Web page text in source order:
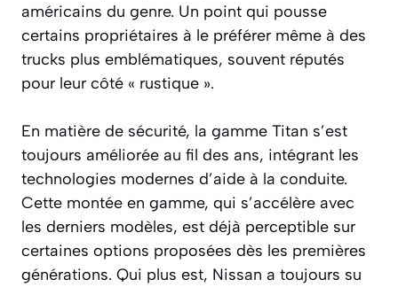
américains du genre. Un point qui pousse
certains propriétaires à le préférer même à des
trucks plus emblématiques, souvent réputés
pour leur côté « rustique ».
En matière de sécurité, la gamme Titan s’est
toujours améliorée au fil des ans, intégrant les
technologies modernes d’aide à la conduite.
Cette montée en gamme, qui s’accélère avec
les derniers modèles, est déjà perceptible sur
certaines options proposées dès les premières
générations. Qui plus est, Nissan a toujours su